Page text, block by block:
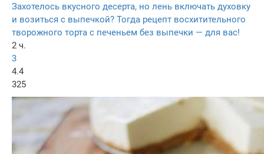
Захотелось вкусного десерта, но лень включать духовку
и возиться с выпечкой? Тогда рецепт восхитительного
творожного торта с печеньем без выпечки — для вас!
2 ч.
3
4.4
325